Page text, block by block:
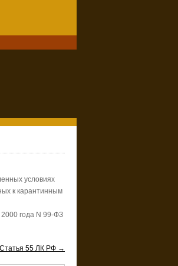
условиях
к карантинным
года N 99-ФЗ
Статья 55 ЛК РФ →